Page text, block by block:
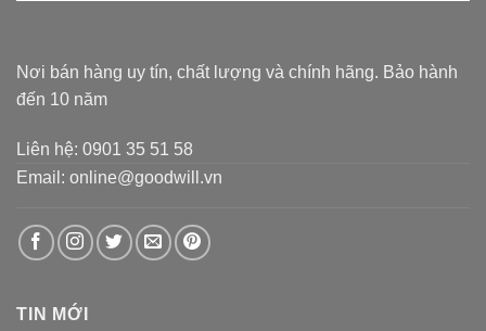
Nơi bán hàng uy tín, chất lượng và chính hãng. Bảo hành
đến 10 năm
Liên hệ: 0901 35 51 58
Email: online@goodwill.vn
TIN MỚI